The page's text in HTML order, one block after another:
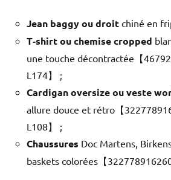
Jean baggy ou droit chiné en
T‑shirt ou chemise cropped
une touche décontractée【
L174】 ;
Cardigan oversize ou veste
allure douce et rétro【
L108】 ;
Chaussures Doc Martens,
baskets colorées【